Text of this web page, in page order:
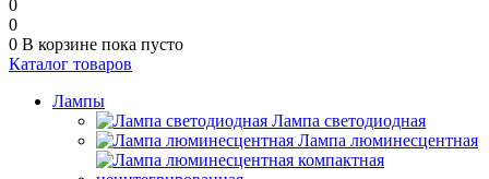
0
0
0 В корзине пока пусто
Каталог товаров
Лампы
Лампа светодиодная
Лампа люминесцентная